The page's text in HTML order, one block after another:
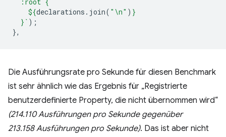
  :root {
${declarations . join( "\n" ) }
  }`
);
},
Die Ausführungsrate pro Sekunde für diesen Benchmark
ist sehr ähnlich wie das Ergebnis für „Registrierte
benutzerdefinierte Property, die nicht übernommen wird“
(214.110 Ausführungen pro Sekunde gegenüber
213.158 Ausführungen pro Sekunde). Das ist aber nicht